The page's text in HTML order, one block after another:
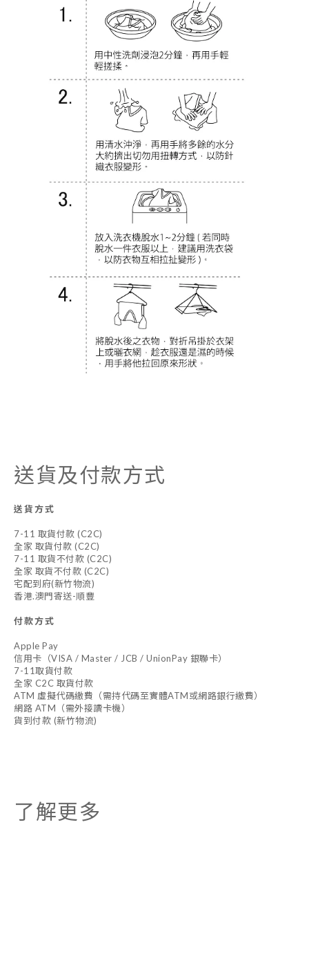
送貨及付款方式
送貨方式
7-11 取貨付款 (C2C)
全家 取貨付款 (C2C)
7-11 取貨不付款 (C2C)
全家 取貨不付款 (C2C)
宅配到府(新竹物流)
香港.澳門寄送-順豐
付款方式
Apple Pay
信用卡（VISA / Master / JCB / UnionPay 銀聯卡）
7-11取貨付款
全家 C2C 取貨付款
ATM 虛擬代碼繳費（需持代碼至實體ATM或網路銀行繳費）
網路 ATM（需外接讀卡機）
貨到付款 (新竹物流)
了解更多